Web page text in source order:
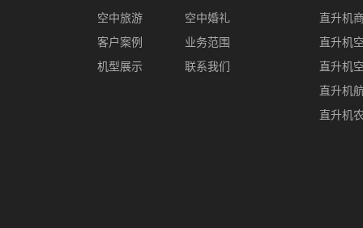
空中旅游
空中婚礼
客户案例
业务范围
机型展示
联系我们
直升机
直升机
直升机
直升机
直升机